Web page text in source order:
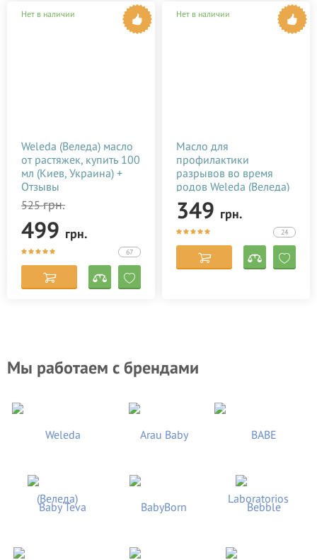
Нет в наличии
Weleda (Веледа) масло
от растяжек, купить 100
мл (Киев, Украина) +
Отзывы
525грн.
499 грн.
67
Нет в наличии
Масло для
профилактики
разрывов во время
родов Weleda (Веледа)
50 мл
349 грн.
24
Мы работаем с брендами